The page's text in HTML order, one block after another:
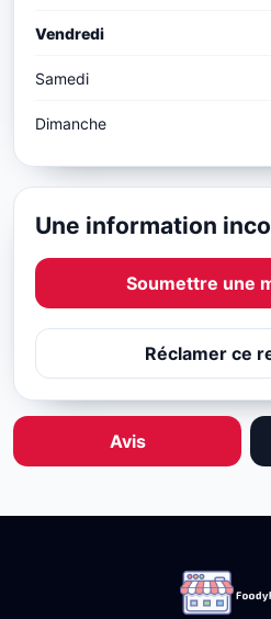
Vendredi
Samedi
Dimanche
Une information
Soumettre une
Réclamer ce
Avis